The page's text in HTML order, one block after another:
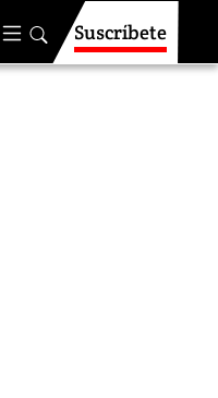
Suscríbete